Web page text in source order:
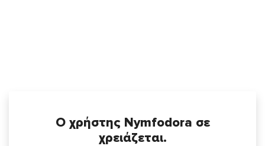
Ο χρήστης Nymfodora σε
χρειάζεται.